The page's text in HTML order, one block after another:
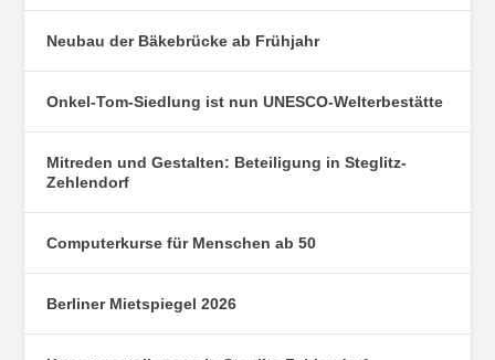
Neubau der Bäkebrücke ab Frühjahr
Onkel-Tom-Siedlung ist nun UNESCO-Welterbestätte
Mitreden und Gestalten: Beteiligung in Steglitz-
Zehlendorf
Computerkurse für Menschen ab 50
Berliner Mietspiegel 2026